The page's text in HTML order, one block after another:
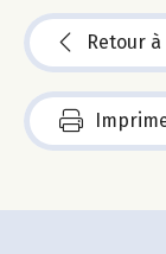
Retour